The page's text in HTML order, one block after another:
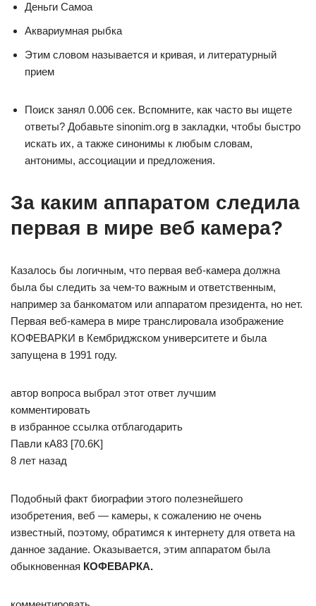
Деньги Самоа
Аквариумная рыбка
Этим словом называется и кривая, и литературный
прием
Поиск занял 0.006 сек. Вспомните, как часто вы ищете
ответы? Добавьте sinonim.org в закладки, чтобы быстро
искать их, а также синонимы к любым словам,
антонимы, ассоциации и предложения.
За каким аппара­том следила
первая в мире веб­ камера?
Казалось бы логичным, что первая веб-камера должна
была бы следить за чем-то важным и ответственным,
например за банкоматом или аппаратом президента, но нет.
Первая веб-камера в мире транслировала изображение
КОФЕВАРКИ в Кембриджском университете и была
запущена в 1991 году.
автор вопроса выбрал этот ответ лучшим
комментировать
в избранное ссылка отблагодарить
Павли­ кА83 [70.6K]
8 лет назад
Подобный факт биографии этого полезнейшего
изобретения, веб — камеры, к сожалению не очень
известный, поэтому, обратимся к интернету для ответа на
данное задание. Оказывается, этим аппаратом была
обыкновенная КОФЕВАРКА.